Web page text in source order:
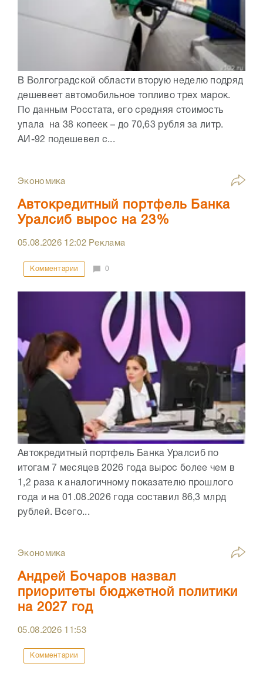
В Волгоградской области вторую неделю подряд
дешевеет автомобильное топливо трех марок.
По данным Росстата, его средняя стоимость
упала на 38 копеек – до 70,63 рубля за литр.
АИ-92 подешевел с...
Экономика
Автокредитный портфель Банка
Уралсиб вырос на 23%
05.08.2026 12:02Реклама
Комментарии 0
Автокредитный портфель Банка Уралсиб по
итогам 7 месяцев 2026 года вырос более чем в
1,2 раза к аналогичному показателю прошлого
года и на 01.08.2026 года составил 86,3 млрд
рублей. Всего...
Экономика
Андрей Бочаров назвал
приоритеты бюджетной политики
на 2027 год
05.08.2026 11:53
Комментарии